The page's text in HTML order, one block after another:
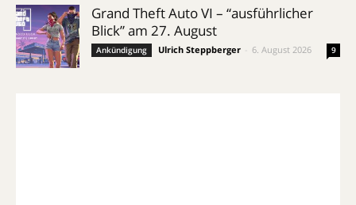
Grand Theft Auto VI – “ausführlicher
Blick” am 27. August
Ankündigung Ulrich Steppberger 6. August 2026 9